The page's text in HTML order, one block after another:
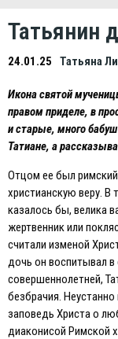
Татьянин
24.01.25 Татьяна
Икона святой
правом приделе, в
и старые, много
Татиане, а
Отцом ее был
христианскую веру. В
казалось бы, велика
жертвенник или
считали изменой
дочь он воспитывал в
совершеннолетней,
безбрачия.
заповедь Христа о
диаконисой Римской